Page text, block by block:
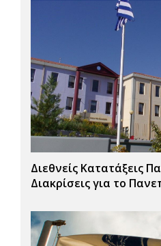
Διεθνείς Κατατάξεις
Διακρίσεις για το